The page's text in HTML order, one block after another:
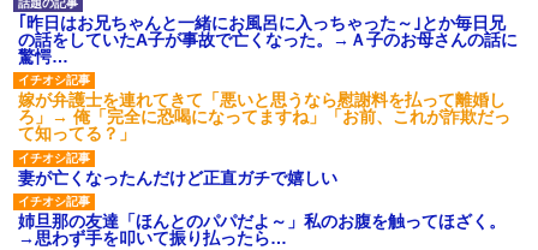
｢昨日はお兄ちゃんと一緒にお風呂に入っちゃった～｣とか毎日兄
の話をしていたA子が事故で亡くなった。→Ａ子のお母さんの話に
驚愕…
嫁が弁護士を連れてきて「悪いと思うなら慰謝料を払って離婚し
ろ」→ 俺「完全に恐喝になってますね」「お前、これが詐欺だっ
て知ってる？」
妻が亡くなったんだけど正直ガチで嬉しい
姉旦那の友達「ほんとのパパだよ～」私のお腹を触ってほざく。
→思わず手を叩いて振り払ったら…